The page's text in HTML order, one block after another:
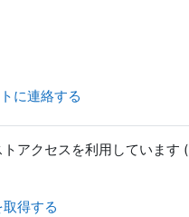
に連絡する
アクセスを利用しています (
得する